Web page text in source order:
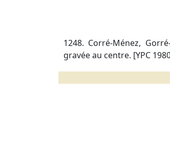
1248. Corré-Ménez,
gravée au centre. [YPC